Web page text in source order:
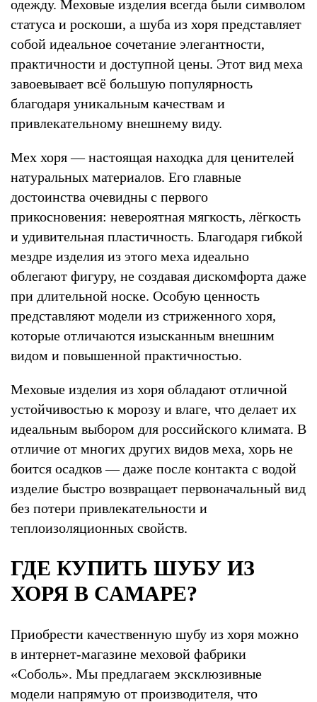
одежду. Меховые изделия всегда были символом
статуса и роскоши, а шуба из хоря представляет
собой идеальное сочетание элегантности,
практичности и доступной цены. Этот вид меха
завоевывает всё большую популярность
благодаря уникальным качествам и
привлекательному внешнему виду.
Мех хоря — настоящая находка для ценителей
натуральных материалов. Его главные
достоинства очевидны с первого
прикосновения: невероятная мягкость, лёгкость
и удивительная пластичность. Благодаря гибкой
мездре изделия из этого меха идеально
облегают фигуру, не создавая дискомфорта даже
при длительной носке. Особую ценность
представляют модели из стриженного хоря,
которые отличаются изысканным внешним
видом и повышенной практичностью.
Меховые изделия из хоря обладают отличной
устойчивостью к морозу и влаге, что делает их
идеальным выбором для российского климата. В
отличие от многих других видов меха, хорь не
боится осадков — даже после контакта с водой
изделие быстро возвращает первоначальный вид
без потери привлекательности и
теплоизоляционных свойств.
ГДЕ КУПИТЬ ШУБУ ИЗ
ХОРЯ В САМАРЕ?
Приобрести качественную шубу из хоря можно
в интернет-магазине меховой фабрики
«Соболь». Мы предлагаем эксклюзивные
модели напрямую от производителя, что